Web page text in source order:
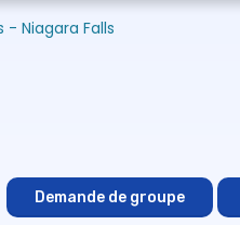
Niagara Falls
Demande de groupe